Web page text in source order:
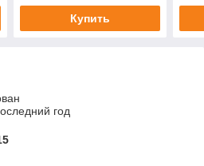
Купить
год